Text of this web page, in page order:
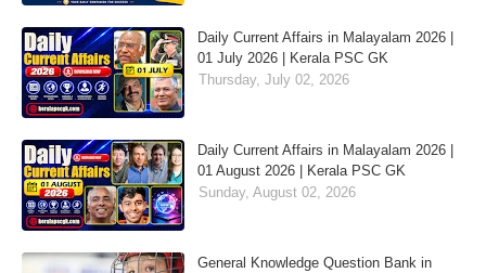
Daily Current Affairs in Malayalam 2026 |
01 July 2026 | Kerala PSC GK
Thursday, July 02, 2026
Daily Current Affairs in Malayalam 2026 |
01 August 2026 | Kerala PSC GK
Sunday, August 02, 2026
General Knowledge Question Bank in